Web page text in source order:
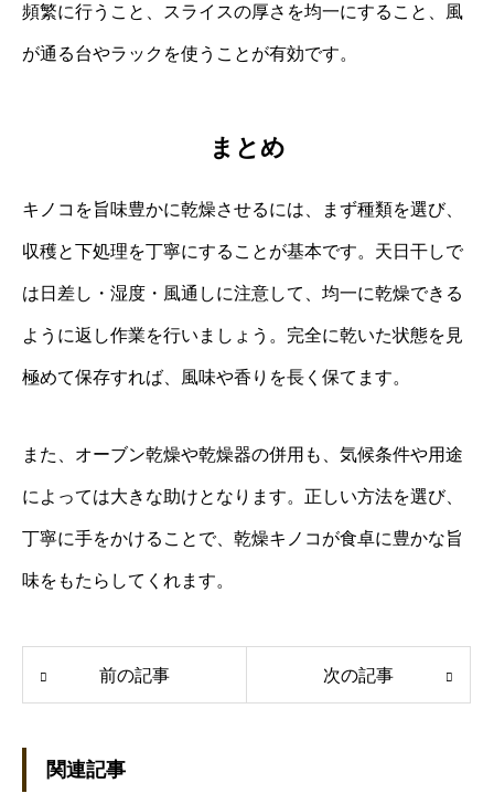
頻繁に行うこと、スライスの厚さを均一にすること、風
が通る台やラックを使うことが有効です。
まとめ
キノコを旨味豊かに乾燥させるには、まず種類を選び、
収穫と下処理を丁寧にすることが基本です。天日干しで
は日差し・湿度・風通しに注意して、均一に乾燥できる
ように返し作業を行いましょう。完全に乾いた状態を見
極めて保存すれば、風味や香りを長く保てます。
また、オーブン乾燥や乾燥器の併用も、気候条件や用途
によっては大きな助けとなります。正しい方法を選び、
丁寧に手をかけることで、乾燥キノコが食卓に豊かな旨
味をもたらしてくれます。
前の記事 次の記事
関連記事